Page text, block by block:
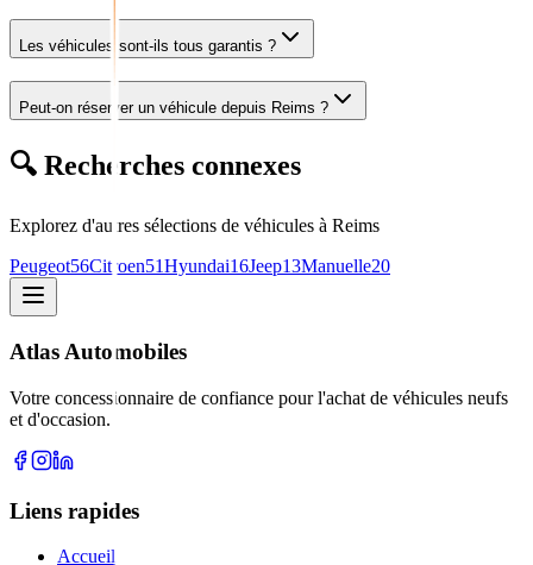
Les véhicules sont-ils tous garantis ?
Peut-on réserver un véhicule depuis Reims ?
🔍 Recherches connexes
Explorez d'autres sélections de véhicules à Reims
Peugeot56Citroen51Hyundai16Jeep13Manuelle20
Atlas Automobiles
Votre concessionnaire de confiance pour l'achat de véhicules neufs
et d'occasion.
Liens rapides
Accueil